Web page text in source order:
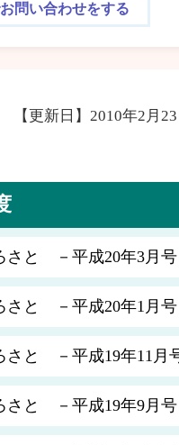
問い合わせをする
【更新日】 2010年2月23
さと －平成20年3月
さと －平成20年1月
さと －平成19年11月
さと －平成19年9月